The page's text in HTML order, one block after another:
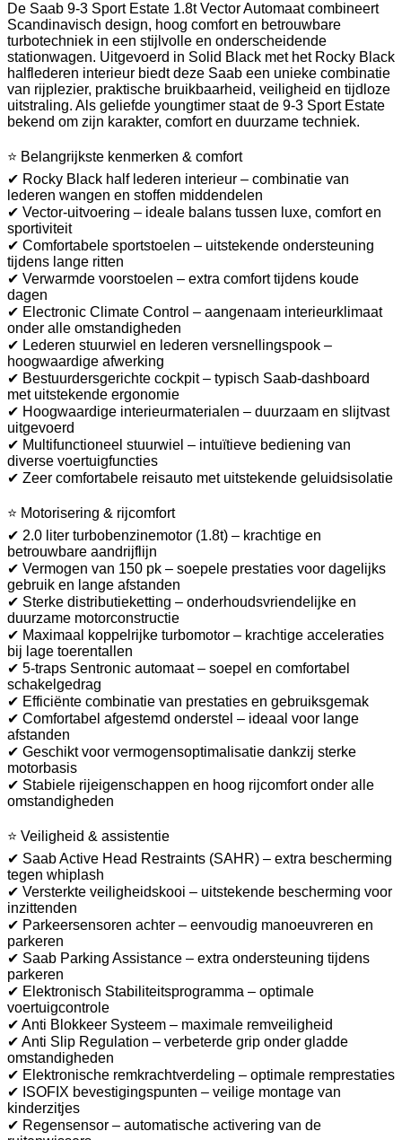
De Saab 9-3 Sport Estate 1.8t Vector Automaat combineert
Scandinavisch design, hoog comfort en betrouwbare
turbotechniek in een stijlvolle en onderscheidende
stationwagen. Uitgevoerd in Solid Black met het Rocky Black
halflederen interieur biedt deze Saab een unieke combinatie
van rijplezier, praktische bruikbaarheid, veiligheid en tijdloze
uitstraling. Als geliefde youngtimer staat de 9-3 Sport Estate
bekend om zijn karakter, comfort en duurzame techniek.
⭐ Belangrijkste kenmerken & comfort
✔ Rocky Black half lederen interieur – combinatie van
lederen wangen en stoffen middendelen
✔ Vector-uitvoering – ideale balans tussen luxe, comfort en
sportiviteit
✔ Comfortabele sportstoelen – uitstekende ondersteuning
tijdens lange ritten
✔ Verwarmde voorstoelen – extra comfort tijdens koude
dagen
✔ Electronic Climate Control – aangenaam interieurklimaat
onder alle omstandigheden
✔ Lederen stuurwiel en lederen versnellingspook –
hoogwaardige afwerking
✔ Bestuurdersgerichte cockpit – typisch Saab-dashboard
met uitstekende ergonomie
✔ Hoogwaardige interieurmaterialen – duurzaam en slijtvast
uitgevoerd
✔ Multifunctioneel stuurwiel – intuïtieve bediening van
diverse voertuigfuncties
✔ Zeer comfortabele reisauto met uitstekende geluidsisolatie
⭐ Motorisering & rijcomfort
✔ 2.0 liter turbobenzinemotor (1.8t) – krachtige en
betrouwbare aandrijflijn
✔ Vermogen van 150 pk – soepele prestaties voor dagelijks
gebruik en lange afstanden
✔ Sterke distributieketting – onderhoudsvriendelijke en
duurzame motorconstructie
✔ Maximaal koppelrijke turbomotor – krachtige acceleraties
bij lage toerentallen
✔ 5-traps Sentronic automaat – soepel en comfortabel
schakelgedrag
✔ Efficiënte combinatie van prestaties en gebruiksgemak
✔ Comfortabel afgestemd onderstel – ideaal voor lange
afstanden
✔ Geschikt voor vermogensoptimalisatie dankzij sterke
motorbasis
✔ Stabiele rijeigenschappen en hoog rijcomfort onder alle
omstandigheden
⭐ Veiligheid & assistentie
✔ Saab Active Head Restraints (SAHR) – extra bescherming
tegen whiplash
✔ Versterkte veiligheidskooi – uitstekende bescherming voor
inzittenden
✔ Parkeersensoren achter – eenvoudig manoeuvreren en
parkeren
✔ Saab Parking Assistance – extra ondersteuning tijdens
parkeren
✔ Elektronisch Stabiliteitsprogramma – optimale
voertuigcontrole
✔ Anti Blokkeer Systeem – maximale remveiligheid
✔ Anti Slip Regulation – verbeterde grip onder gladde
omstandigheden
✔ Elektronische remkrachtverdeling – optimale remprestaties
✔ ISOFIX bevestigingspunten – veilige montage van
kinderzitjes
✔ Regensensor – automatische activering van de